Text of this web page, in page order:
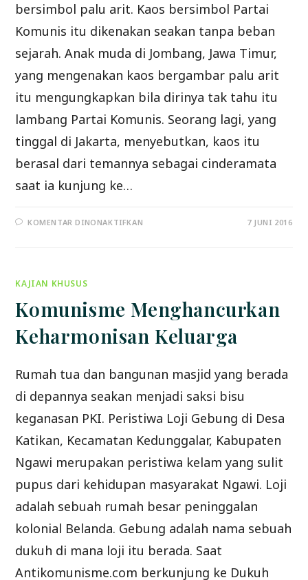
bersimbol palu arit. Kaos bersimbol Partai
Komunis itu dikenakan seakan tanpa beban
sejarah. Anak muda di Jombang, Jawa Timur,
yang mengenakan kaos bergambar palu arit
itu mengungkapkan bila dirinya tak tahu itu
lambang Partai Komunis. Seorang lagi, yang
tinggal di Jakarta, menyebutkan, kaos itu
berasal dari temannya sebagai cinderamata
saat ia kunjung ke…
KOMENTAR DINONAKTIFKAN 7 JUNI 2016
KAJIAN KHUSUS
Komunisme Menghancurkan
Keharmonisan Keluarga
Rumah tua dan bangunan masjid yang berada
di depannya seakan menjadi saksi bisu
keganasan PKI. Peristiwa Loji Gebung di Desa
Katikan, Kecamatan Kedunggalar, Kabupaten
Ngawi merupakan peristiwa kelam yang sulit
pupus dari kehidupan masyarakat Ngawi. Loji
adalah sebuah rumah besar peninggalan
kolonial Belanda. Gebung adalah nama sebuah
dukuh di mana loji itu berada. Saat
Antikomunisme.com berkunjung ke Dukuh